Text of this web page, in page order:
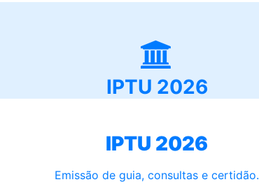
IPTU 2026
IPTU 2026
Emissão de guia, consultas e certidão.